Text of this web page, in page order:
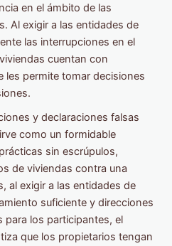
en el ámbito de las
Al exigir a las entidades de
las interrupciones en el
cuentan con
les permite tomar decisiones
y declaraciones falsas
como un formidable
sin escrúpulos,
de viviendas contra una
al exigir a las entidades de
suficiente y direcciones
para los participantes, el
que los propietarios tengan